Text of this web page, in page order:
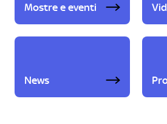
Mostre e eventi
News